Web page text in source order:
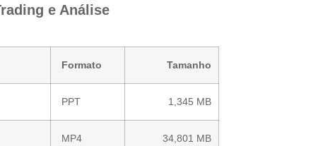
e Análise
Formato Tamanho
PPT 1,345 MB
MP4 34,801 MB